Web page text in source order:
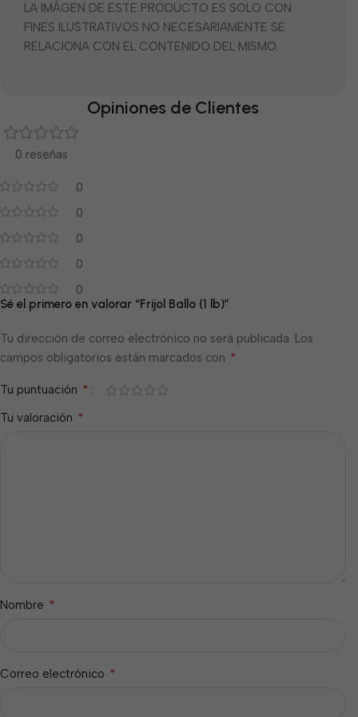
LA IMÁGEN DE ESTE PRODUCTO ES SOLO CON
FINES ILUSTRATIVOS NO NECESARIAMENTE SE
RELACIONA CON EL CONTENIDO DEL MISMO.
Opiniones de Clientes
0 reseñas
0
0
0
0
0
Sé el primero en valorar “Frijol Ballo (1 lb)”
Tu dirección de correo electrónico no será publicada. Los
campos obligatorios están marcados con *
Tu puntuación *
Tu valoración *
Nombre *
Correo electrónico *